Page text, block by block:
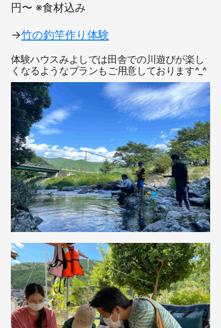
円〜 ※食材込み
→竹の釣竿作り体験
体験ハウスみよしでは田舎での川遊びが楽し
くなるようなプランもご用意しております^_^